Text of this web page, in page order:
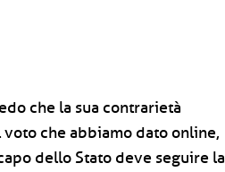
che la sua contrarietà
che abbiamo dato online,
dello Stato deve seguire la